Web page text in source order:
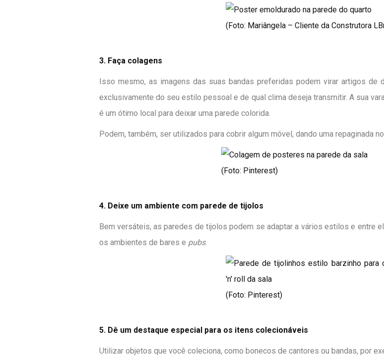
(Foto: Mariângela – Cliente da Construtora
3. Faça colagens
Isso mesmo, as imagens das suas bandas preferidas podem virar artigos de
exclusivamente do seu estilo pessoal e de qual clima deseja transmitir. A sua
é um ótimo local para deixar uma parede colorida.
Podem, também, ser utilizados para cobrir algum móvel, dando uma repaginada
(Foto: Pinterest)
4. Deixe um ambiente com parede de tijolos
Bem versáteis, as paredes de tijolos podem se adaptar a vários estilos e entre
os ambientes de bares e pubs.
(Foto: Pinterest)
5. Dê um destaque especial para os itens colecionáveis
Utilizar objetos que você coleciona, como bonecos de cantores ou bandas, por